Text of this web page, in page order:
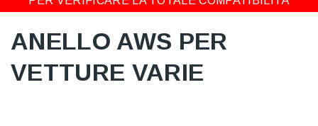
ANELLO AWS PER
VETTURE VARIE